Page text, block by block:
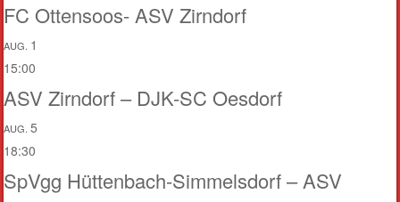
FC Ottensoos- ASV Zirndorf
AUG. 1
15:00
ASV Zirndorf – DJK-SC Oesdorf
AUG.5
18:30
SpVgg Hüttenbach-Simmelsdorf – ASV